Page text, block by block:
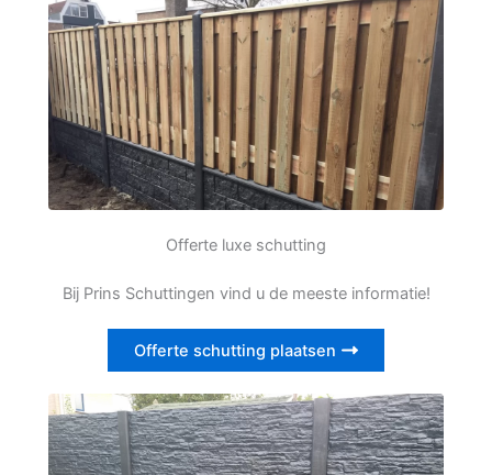
Offerte luxe schutting
Bij Prins Schuttingen vind u de meeste informatie!
Offerte schutting plaatsen